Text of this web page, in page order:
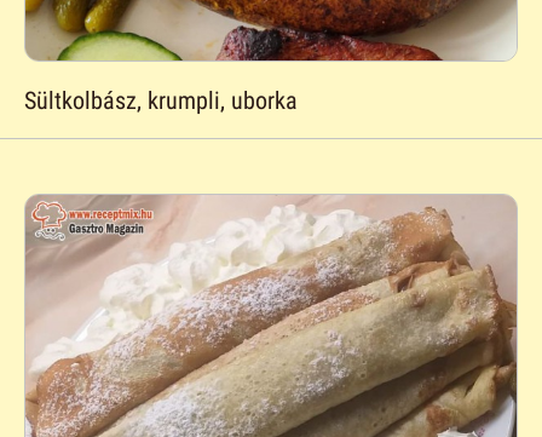
Sültkolbász, krumpli, uborka